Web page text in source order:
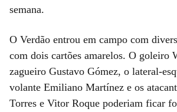
semana.
O Verdão entrou em campo com
com dois cartões amarelos. O goleiro
zagueiro Gustavo Gómez, o lateral-
volante Emiliano Martínez e os
Torres e Vitor Roque poderiam ficar